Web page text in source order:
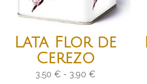
Lata Flor de
Cerezo
3,50€ - 3,90€Rango